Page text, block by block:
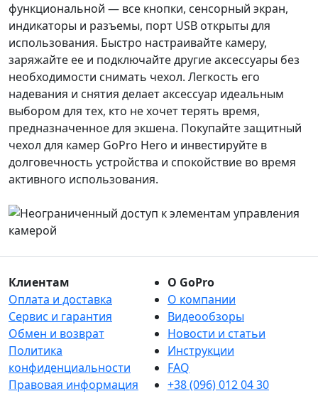
функциональной — все кнопки, сенсорный экран,
индикаторы и разъемы, порт USB открыты для
использования. Быстро настраивайте камеру,
заряжайте ее и подключайте другие аксессуары без
необходимости снимать чехол. Легкость его
надевания и снятия делает аксессуар идеальным
выбором для тех, кто не хочет терять время,
предназначенное для экшена. Покупайте защитный
чехол для камер GoPro Hero и инвестируйте в
долговечность устройства и спокойствие во время
активного использования.
Клиентам
Оплата и доставка
Сервис и гарантия
Обмен и возврат
Политика
конфиденциальности
Правовая информация
О GoPro
О компании
Видеообзоры
Новости и статьи
Инструкции
FAQ
+38 (096) 012 04 30